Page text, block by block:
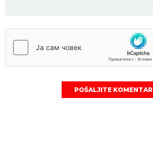
POŠALJITE KOMENTAR